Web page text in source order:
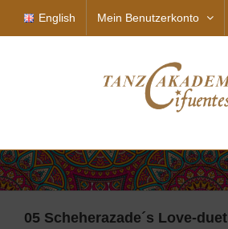
Inhalt
English Mein Benutzerkonto
05 Scheherazade´s Love-duet